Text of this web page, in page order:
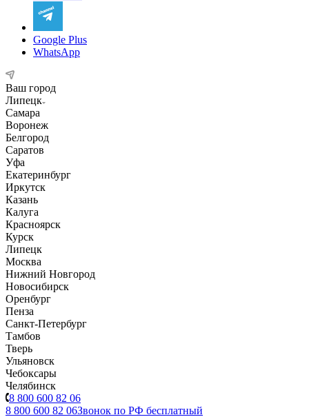
Google Plus
WhatsApp
Ваш город
Липецк
Самара
Воронеж
Белгород
Саратов
Уфа
Екатеринбург
Иркутск
Казань
Калуга
Красноярск
Курск
Липецк
Москва
Нижний Новгород
Новосибирск
Оренбург
Пенза
Санкт-Петербург
Тамбов
Тверь
Ульяновск
Чебоксары
Челябинск
8 800 600 82 06
8 800 600 82 06Звонок по РФ бесплатный